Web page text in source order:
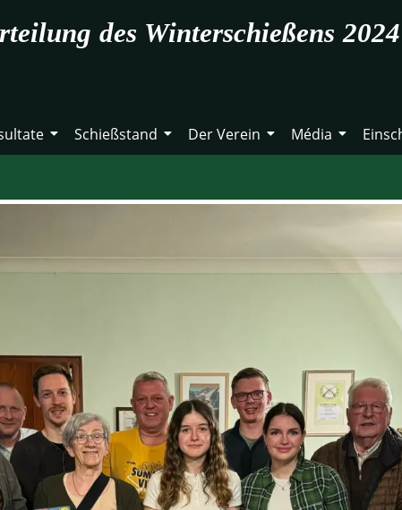
des Winterschießens
Schießstand Der Verein Média